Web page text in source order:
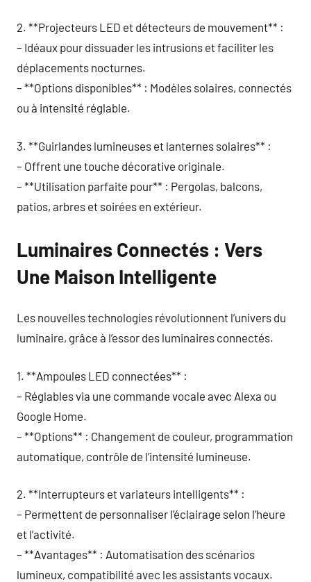
2. **Projecteurs LED et détecteurs de mouvement** :
– Idéaux pour dissuader les intrusions et faciliter les
déplacements nocturnes.
– **Options disponibles** : Modèles solaires, connectés
ou à intensité réglable.
3. **Guirlandes lumineuses et lanternes solaires** :
– Offrent une touche décorative originale.
– **Utilisation parfaite pour** : Pergolas, balcons,
patios, arbres et soirées en extérieur.
Luminaires Connectés : Vers
Une Maison Intelligente
Les nouvelles technologies révolutionnent l’univers du
luminaire, grâce à l’essor des luminaires connectés.
1. **Ampoules LED connectées** :
– Réglables via une commande vocale avec Alexa ou
Google Home.
– **Options** : Changement de couleur, programmation
automatique, contrôle de l’intensité lumineuse.
2. **Interrupteurs et variateurs intelligents** :
– Permettent de personnaliser l’éclairage selon l’heure
et l’activité.
– **Avantages** : Automatisation des scénarios
lumineux, compatibilité avec les assistants vocaux.